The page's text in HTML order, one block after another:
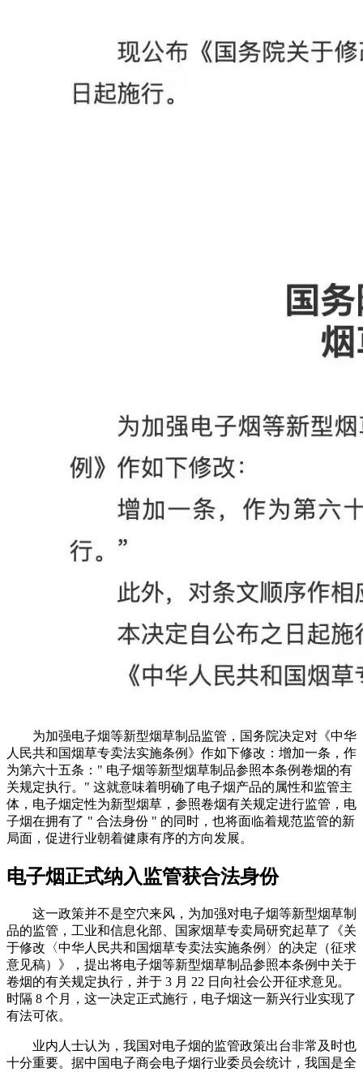
为加强电子烟等新型烟草制品监管，国务院决定对《中华
人民共和国烟草专卖法实施条例》作如下修改：增加一条，作
为第六十五条：" 电子烟等新型烟草制品参照本条例卷烟的有
关规定执行。" 这就意味着明确了电子烟产品的属性和监管主
体，电子烟定性为新型烟草，参照卷烟有关规定进行监管，电
子烟在拥有了 " 合法身份 " 的同时，也将面临着规范监管的新
局面，促进行业朝着健康有序的方向发展。
电子烟正式纳入监管获合法身份
这一政策并不是空穴来风，为加强对电子烟等新型烟草制
品的监管，工业和信息化部、国家烟草专卖局研究起草了《关
于修改〈中华人民共和国烟草专卖法实施条例〉的决定（征求
意见稿）》，提出将电子烟等新型烟草制品参照本条例中关于
卷烟的有关规定执行，并于 3 月 22 日向社会公开征求意见。
时隔 8 个月，这一决定正式施行，电子烟这一新兴行业实现了
有法可依。
业内人士认为，我国对电子烟的监管政策出台非常及时也
十分重要。据中国电子商会电子烟行业委员会统计，我国是全